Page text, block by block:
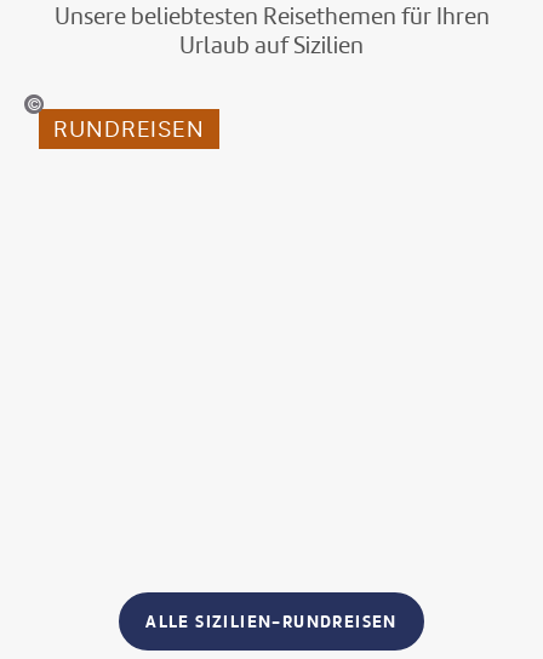
Unsere beliebtesten Reisethemen für Ihren
Urlaub auf Sizilien
gty
RUNDREISEN
ALLE SIZILIEN-RUNDREISEN